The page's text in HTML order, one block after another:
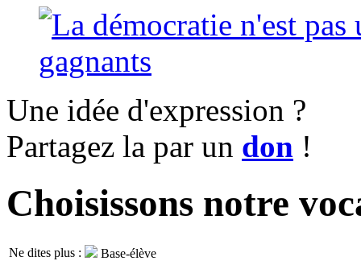
La démocratie n'est
gagnants
Une idée d'expression ?
Partagez la par un don !
Choisissons notre
Ne dites plus :
Base-élève